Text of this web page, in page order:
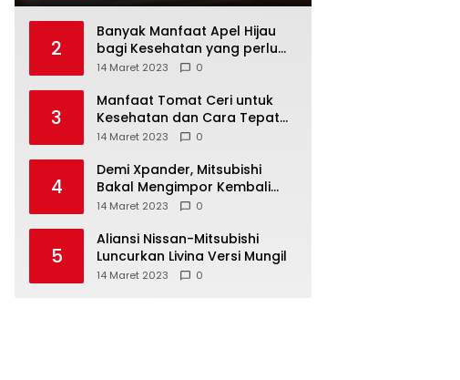
2
Banyak Manfaat Apel Hijau
bagi Kesehatan yang perlu
Anda ketahui
14 Maret 2023 0
3
Manfaat Tomat Ceri untuk
Kesehatan dan Cara Tepat
Mengonsumsinya
14 Maret 2023 0
4
Demi Xpander, Mitsubishi
Bakal Mengimpor Kembali
Pajero Sport
14 Maret 2023 0
5
Aliansi Nissan-Mitsubishi
Luncurkan Livina Versi Mungil
14 Maret 2023 0